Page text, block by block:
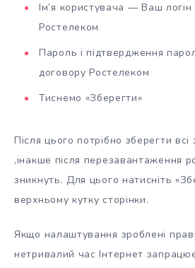
Ім’я користувача — Ваш
Ростелеком
Пароль і підтвердження
договору Ростелеком
Тиснемо «Зберегти»
Після цього потрібно зберегти всі
,інакше після перезавантаження
зникнуть. Для цього натисніть
верхньому кутку сторінки.
Якщо налаштування зроблені
нетривалий час Інтернет